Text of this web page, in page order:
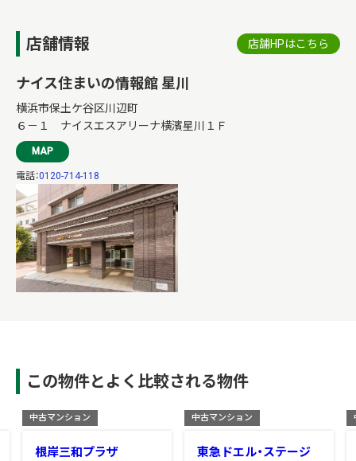
店舗情報 店舗HPはこちら
ナイス住まいの情報館 星川
横浜市保土ケ谷区川辺町
６－１ ナイスエスアリーナ横濱星川１Ｆ
MAP
電話：0120-714-118
この物件とよく比較される物件
中古マンション
根岸三和プラザ
中古マンション
東急ドエル・ステージ